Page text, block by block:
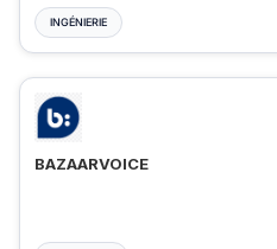
INGÉNIERIE
BAZAARVOICE